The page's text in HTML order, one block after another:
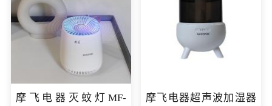
摩飞电器灭蚊灯MF-
摩飞电器超声波加湿器